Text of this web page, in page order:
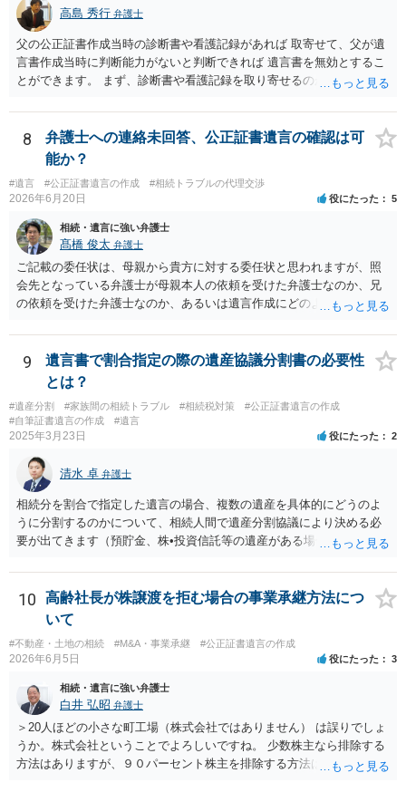
高島 秀行 弁護士
父の公正証書作成当時の診断書や看護記録があれば 取寄せて、父が遺
言書作成当時に判断能力がないと判断できれば 遺言書を無効とするこ
とができます。 まず、診断書や看護記録を取り寄せるのが重要となり
いと思います。
8
弁護士への連絡未回答、公正証書遺言の確認は可
能か？
#遺言 #公正証書遺言の作成 #相続トラブルの代理交渉
2026年6月20日 役にたった 5
相続・遺言に強い弁護士
髙橋 俊太 弁護士
ご記載の委任状は、母親から貴方に対する委任状と思われますが、照
会先となっている弁護士が母親本人の依頼を受けた弁護士なのか、兄
の依頼を受けた弁護士なのか、あるいは遺言作成にどのような立場で
と思われます。 仮に、その弁護士が母親本人から依頼を受けているの
であれば、母親本人に対する報告義務が問題となります。母親が貴方
に一任する旨を明確に伝えており、委任状の内容にも、弁護士との連
絡、進捗確認、公正証書遺言の作成有無や控えの確認等が含まれてい
るのであれば、貴方から進捗状況等の説明を求める余地はあります。
他方で、その弁護士が兄の依頼を受けた弁護士である場合には、兄の
況を報告する義務があるとは限りません。また、親族間で利害対立が
ある可能性がある場合、守秘義務や本人意思確認の観点から、委任状
があるとしても直ちに内容を開示しないこともあり得ます。 公正証書
遺言が作成済みである場合でも、生前にその存在や内容を誰に開示す
るかは、基本的には遺言者本人の意思による問題です。まずは、母親
無・内容について説明してよい」旨を明確に伝えてもらい、委任状の
写しを添付して、期限を区切って書面で回答を求めることが考えられ
ます。それでも回答がない場合には、母親本人の意思能力や真意、兄
による不当な関与の有無も含めて、別の弁護士に資料（遺言書案、委
任状、母親の発言内容、弁護士との連絡履歴、兄とのやり取り等）を
示して相談した方がよいように思います。
9
遺言書で割合指定の際の遺産協議分割書の必要性
とは？
#遺産分割 #家族間の相続トラブル #相続税対策
#公正証書遺言の作成
#自筆証書遺言の作成
#遺言
2025年3月23日 役にたった 2
清水 卓 弁護士
相続分を割合で指定した遺言の場合、複数の遺産を具体的にどうのよ
うに分割するのかについて、相続人間で遺産分割協議により決める必
要が出てきます（預貯金、株•投資信託等の遺産がある場合に、どの遺
投資信託は他の相続人にというような分け方をするのか等について
は、相続人間で遺産分割協議により決める必要があります）。
10
高齢社長が株譲渡を拒む場合の事業承継方法につ
いて
#不動産・土地の相続 #M&A・事業承継 #公正証書遺言の作成
2026年6月5日 役にたった 3
相続・遺言に強い弁護士
白井 弘昭 弁護士
＞20人ほどの小さな町工場（株式会社ではありません） は誤りでしょ
うか。株式会社ということでよろしいですね。 少数株主なら排除する
方法はありますが、９０パーセント株主を排除する方法は現実的にあ